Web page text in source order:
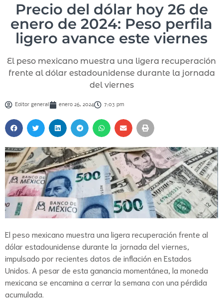
Precio del dólar hoy 26 de
enero de 2024: Peso perfila
ligero avance este viernes
El peso mexicano muestra una ligera recuperación
frente al dólar estadounidense durante la jornada
del viernes
Editor general enero 26, 2024 7:03 pm
El peso mexicano muestra una ligera recuperación frente al
dólar estadounidense durante la jornada del viernes,
impulsado por recientes datos de inflación en Estados
Unidos. A pesar de esta ganancia momentánea, la moneda
mexicana se encamina a cerrar la semana con una pérdida
acumulada.